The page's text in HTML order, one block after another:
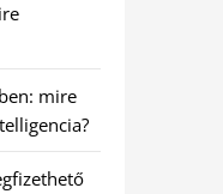
mire